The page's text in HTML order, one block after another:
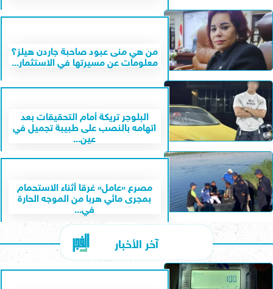
من هي منى عبود صاحبة جاردن هيلز؟
معلومات عن مسيرتها في الاستثمار...
البلوجر تريكة أمام التحقيقات بعد
اتهامه بالنصب على طبيبة تجميل في
عين...
مصرع «عامل» غرقا أثناء الاستحمام
بمجرى مائي هربا من الموجه الحارة
في...
آخر الأخبار